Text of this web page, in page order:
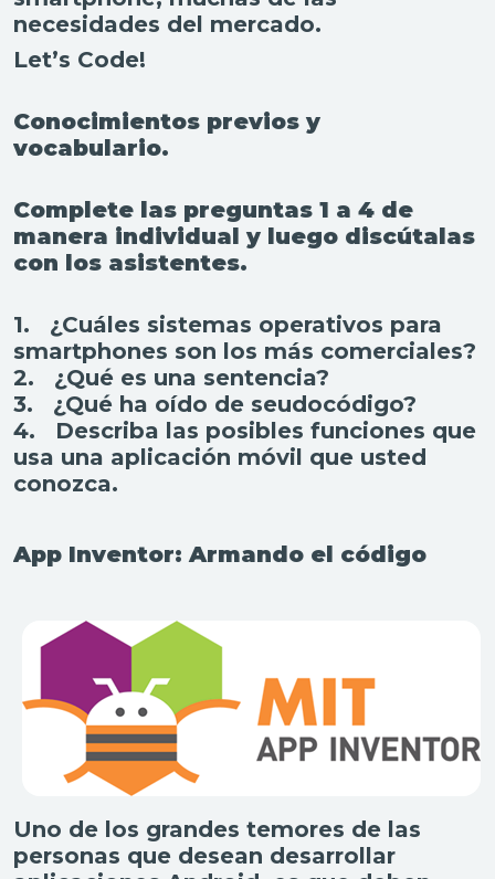
necesidades del mercado.
Let’s Code!
Conocimientos previos y
vocabulario.
Complete las preguntas 1 a 4 de
manera individual y luego discútalas
con los asistentes.
1. ¿Cuáles sistemas operativos para
smartphones son los más comerciales?
2. ¿Qué es una sentencia?
3. ¿Qué ha oído de seudocódigo?
4. Describa las posibles funciones que
usa una aplicación móvil que usted
conozca.
App Inventor: Armando el código
Uno de los grandes temores de las
personas que desean desarrollar